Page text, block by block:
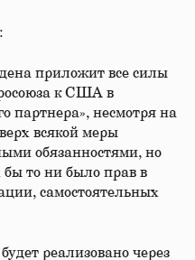
приложит все силы
к США в
партнера», несмотря на
всякой меры
обязанностями, но
то ни было прав в
самостоятельных
реализовано через